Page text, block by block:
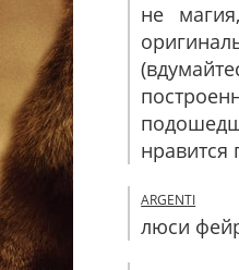
не
ARGENTI
люси